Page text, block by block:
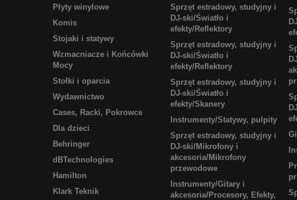
Płyty winylowe
Komis
Stojaki i statywy
Wzmacniacze i Końcówki
Mocy
Stołki i oparcia
Wydawnictwo
Cases, Racki, Pokrowce
Dla dzieci
Behringer
dBTechnologies
Hamilton
Klark Teknik
Sprzęt estradowy, studyjny i
DJ-ski/Światło i
efekty/Reflektory
Sprzęt estradowy, studyjny i
DJ-ski/Światło i
efekty/Reflektory
Sprzęt estradowy, studyjny i
DJ-ski/Światło i
efekty/Skanery
Instrumenty/Statywy, pulpity
Sprzęt estradowy, studyjny i
DJ-ski/Mikrofony i
akcesoria/Mikrofony
przewodowe
Instrumenty/Gitary i
akcesoria/Procesory, Efekty,